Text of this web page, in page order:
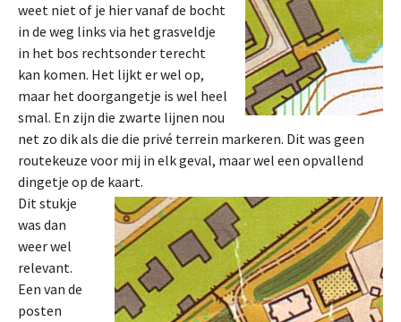
weet niet of je hier vanaf de bocht
in de weg links via het grasveldje
in het bos rechtsonder terecht
kan komen. Het lijkt er wel op,
maar het doorgangetje is wel heel
smal. En zijn die zwarte lijnen nou
net zo dik als die die privé terrein markeren. Dit was geen
routekeuze voor mij in elk geval, maar wel een opvallend
dingetje op de kaart.
Dit stukje
was dan
weer wel
relevant.
Een van de
posten